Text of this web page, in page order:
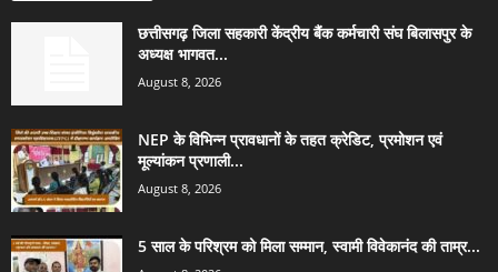
छत्तीसगढ़ जिला सहकारी केंद्रीय बैंक कर्मचारी संघ बिलासपुर के
अध्यक्ष भागवत...
August 8, 2026
NEP के विभिन्न प्रावधानों के तहत क्रेडिट, प्रमोशन एवं
मूल्यांकन प्रणाली...
August 8, 2026
5 साल के परिश्रम को मिला सम्मान, स्वामी विवेकानंद की ताम्र...